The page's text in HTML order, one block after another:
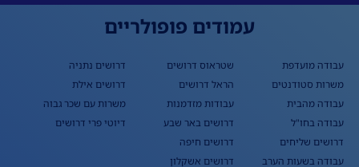
עמודים פופולריים
עבודה מועדפת
משרות סטודנטים
עבודה מהבית
עבודה בחו"ל
דרושים שליחים
עבודה בשעות הערב
שטראוס דרושים
הראל דרושים
עבודות מזדמנות
דרושים באר שבע
דרושים חיפה
דרושים אשקלון
דרושים נתניה
דרושים אילת
משרות עם שכר גבוה
דיוטי פרי דרושים